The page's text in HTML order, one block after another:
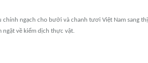
ngạch cho bưởi và chanh tươi Việt Nam sang thị
ngặt về kiểm dịch thực vật.